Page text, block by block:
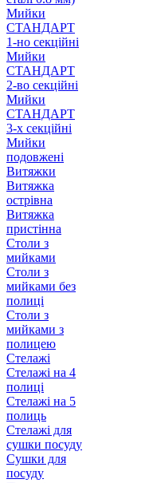
Мийки
СТАНДАРТ
1-но секційні
Мийки
СТАНДАРТ
2-во секційні
Мийки
СТАНДАРТ
3-х секційні
Мийки
подовжені
Витяжки
Витяжка
острівна
Витяжка
пристінна
Столи з
мийками
Столи з
мийками без
полиці
Столи з
мийками з
полицею
Стелажі
Стелажі на 4
полиці
Стелажі на 5
полиць
Стелажі для
сушки посуду
Сушки для
посуду